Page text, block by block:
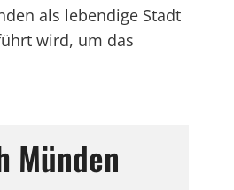
als lebendige Stadt
wird, um das
Münden